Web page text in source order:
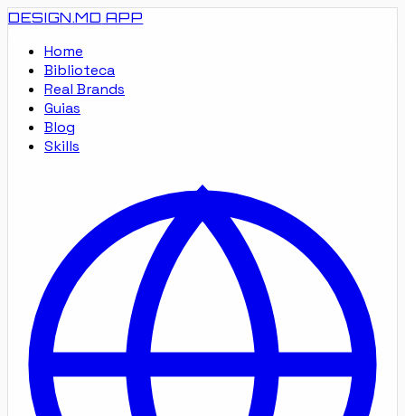
DESIGN.MD APP
Home
Biblioteca
Real Brands
Guias
Blog
Skills